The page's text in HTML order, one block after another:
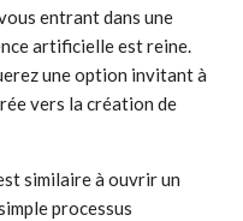
entrant dans une
artificielle est reine.
une option invitant à
vers la création de
similaire à ouvrir un
processus